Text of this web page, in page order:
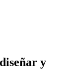
y